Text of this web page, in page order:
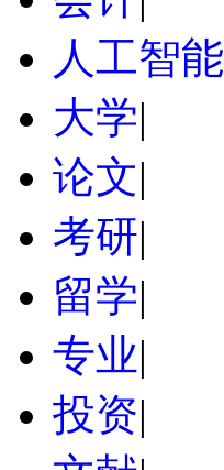
人工智能
大学|
论文|
考研|
留学|
专业|
投资|